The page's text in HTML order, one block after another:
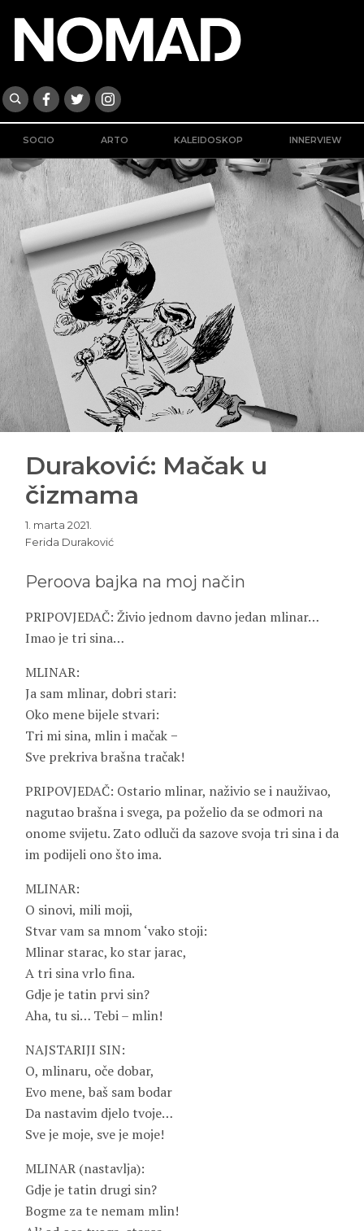
SOCIO ARTO KALEIDOSKOP INNERVIEW
Duraković: Mačak u
čizmama
1. marta 2021.
Ferida Duraković
Peroova bajka na moj način
PRIPOVJEDAČ: Živio jednom davno jedan mlinar…
Imao je tri sina…
MLINAR:
Ja sam mlinar, dobri stari:
Oko mene bijele stvari:
Tri mi sina, mlin i mačak −
Sve prekriva brašna tračak!
PRIPOVJEDAČ: Ostario mlinar, naživio se i nauživao,
nagutao brašna i svega, pa poželio da se odmori na
onome svijetu. Zato odluči da sazove svoja tri sina i da
im podijeli ono što ima.
MLINAR:
O sinovi, mili moji,
Stvar vam sa mnom ‘vako stoji:
Mlinar starac, ko star jarac,
A tri sina vrlo fina.
Gdje je tatin prvi sin?
Aha, tu si… Tebi – mlin!
NAJSTARIJI SIN:
O, mlinaru, oče dobar,
Evo mene, baš sam bodar
Da nastavim djelo tvoje…
Sve je moje, sve je moje!
MLINAR (nastavlja):
Gdje je tatin drugi sin?
Bogme za te nemam mlin!